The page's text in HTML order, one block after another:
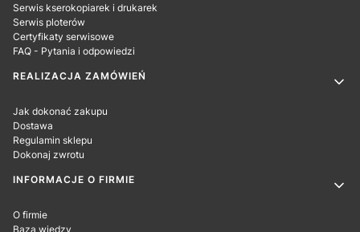
Serwis kserokopiarek i drukarek
Serwis ploterów
Certyfikaty serwisowe
FAQ - Pytania i odpowiedzi
REALIZACJA ZAMÓWIEŃ
Jak dokonać zakupu
Dostawa
Regulamin sklepu
Dokonaj zwrotu
INFORMACJE O FIRMIE
O firmie
Baza wiedzy